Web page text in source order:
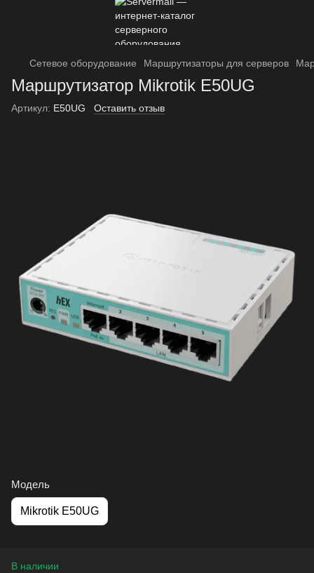
Сетевое оборудование Маршрутизаторы для серверов
Маршрутизатор Mikrotik E50UG
Артикул: E50UG Оставить отзыв
Модель
Mikrotik E50UG
В наличии